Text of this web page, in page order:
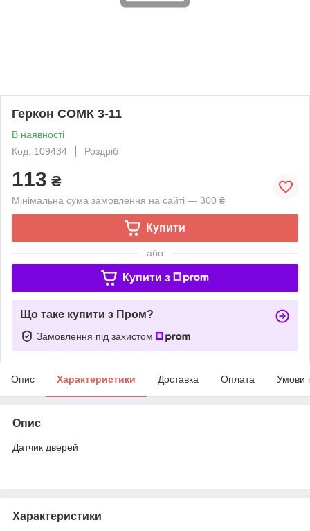
Геркон СОМК 3-11
В наявності
Код: 109434
Роздріб
113 ₴
Мінімальна сума замовлення на сайті — 300 ₴
Купити
або
Купити з
Що таке купити з Пром?
Замовлення під захистом
Опис Характеристики Доставка Оплата Умови
Опис
Датчик дверей
Характеристики